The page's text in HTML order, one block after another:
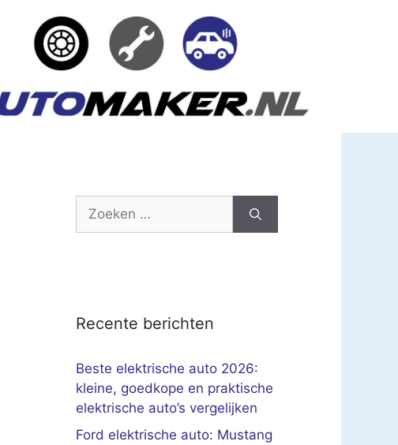
Zoek
Recente berichten
Beste elektrische auto 2026:
kleine, goedkope en praktische
elektrische auto’s vergelijken
Ford elektrische auto: Mustang